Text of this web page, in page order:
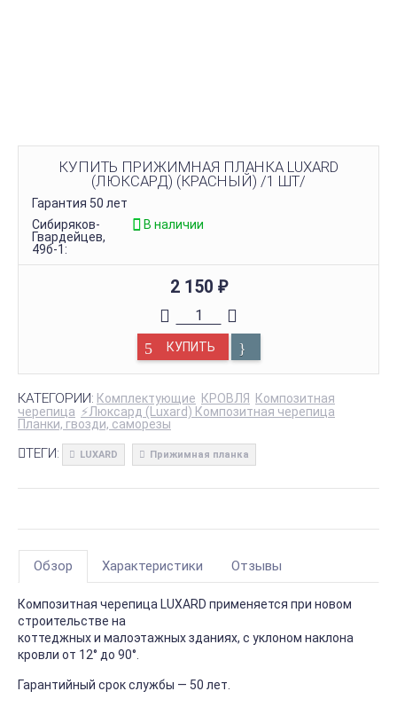
КУПИТЬ ПРИЖИМНАЯ ПЛАНКА LUXARD
(ЛЮКСАРД) (КРАСНЫЙ) /1 ШТ/
Гарантия 50 лет
Сибиряков-
Гвардейцев,
49б-1:
В наличии
2 150 ₽
КУПИТЬ
КАТЕГОРИИ: Комплектующие КРОВЛЯ
Композитная
черепица ⚡Люксард (Luxard) Композитная черепица
Планки, гвозди, саморезы
ТЕГИ: LUXARD Прижимная планка
Обзор Характеристики Отзывы
Композитная черепица LUXARD применяется при новом
строительстве на
коттеджных и малоэтажных зданиях, с уклоном наклона
кровли от 12° до 90°.
Гарантийный срок службы — 50 лет.